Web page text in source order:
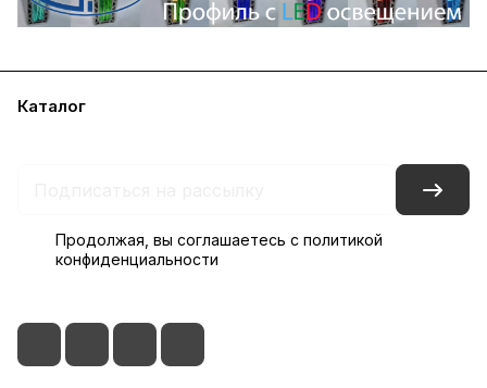
Каталог
Продолжая, вы соглашаетесь с политикой
конфиденциальности